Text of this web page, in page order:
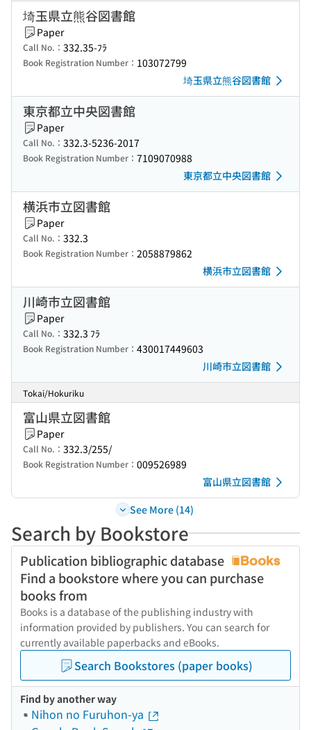
埼玉県立熊谷図書館
Paper
Call No.： 332.35-ﾌﾗ
Book Registration Number： 103072799
埼玉県立熊谷図書館
東京都立中央図書館
Paper
Call No.： 332.3-5236-2017
Book Registration Number： 7109070988
東京都立中央図書館
横浜市立図書館
Paper
Call No.： 332.3
Book Registration Number： 2058879862
横浜市立図書館
川崎市立図書館
Paper
Call No.： 332.3 ﾌﾗ
Book Registration Number： 430017449603
川崎市立図書館
Tokai/Hokuriku
富山県立図書館
Paper
Call No.： 332.3/255/
Book Registration Number： 009526989
富山県立図書館
See More (14)
Search by Bookstore
Publication bibliographic database
Find a bookstore where you can purchase
books from
Books is a database of the publishing industry with
information provided by publishers. You can search for
currently available paperbacks and eBooks.
Search Bookstores (paper books)
Find by another way
Nihon no Furuhon-ya